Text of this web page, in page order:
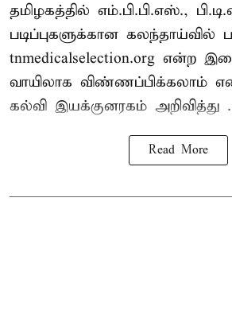
தமிழகத்தில் எம்.பி.பி.எஸ்.,
படிப்புகளுக்கான கலந்தாய்வில்
tnmedicalselection.org என்ற
வாயிலாக விண்ணப்பிக்கலாம்
கல்வி இயக்குனரகம் அறிவித்து
Read More